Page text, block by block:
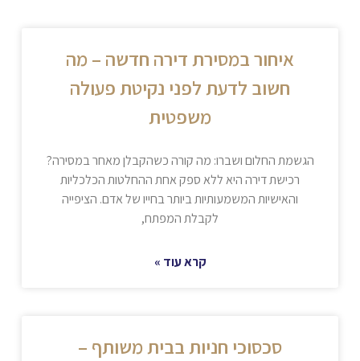
איחור במסירת דירה חדשה – מה
חשוב לדעת לפני נקיטת פעולה
משפטית
הגשמת החלום ושברו: מה קורה כשהקבלן מאחר במסירה?
רכישת דירה היא ללא ספק אחת ההחלטות הכלכליות
והאישיות המשמעותיות ביותר בחייו של אדם. הציפייה
לקבלת המפתח,
קרא עוד »
סכסוכי חניות בבית משותף –